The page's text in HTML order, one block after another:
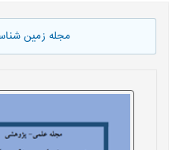
مجله زمین